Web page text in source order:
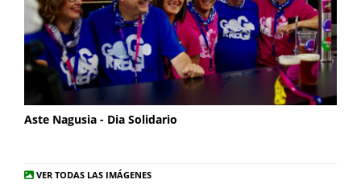
Aste Nagusia - Dia Solidario
VER TODAS LAS IMÁGENES